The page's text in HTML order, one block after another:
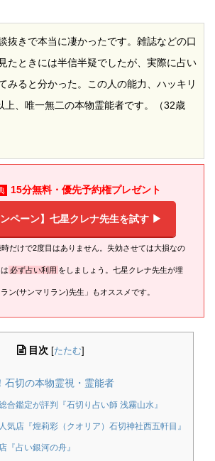
抜きで本当に凄かったです。雑誌などの口
たときには半信半疑でしたが、実際に占い
みると分かった。この人の能力、ハッキリ
上、唯一無二の本物霊能者です。（32歳
15分無料・優先予約権プレゼント
ンペーン】七星クレナ先生を試す ▶︎
だけで2度目はありません。失効させては大損なの
必ず占い利用 をしましょう。七星クレナ先生が埋
ン(サンマリラン)先生」もオススメです。
目次 たたむ
石切の本物霊視・霊能者
合鑑定が評判『石切り占い師 浅霧山水』
気店『煌莉彩（クオリア）石切神社西五軒目』
『占い銀河の舟』